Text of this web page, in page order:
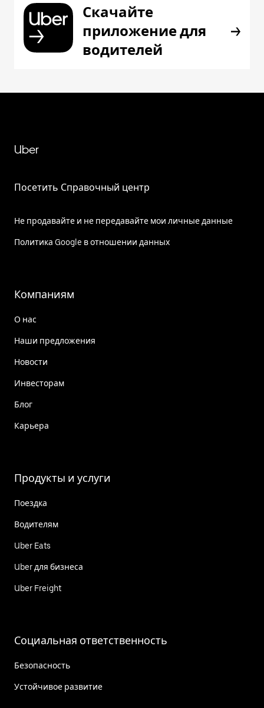
Скачайте
приложение для
водителей
Uber
Посетить Справочный центр
Не продавайте и не передавайте мои личные данные
Политика Google в отношении данных
Компаниям
О нас
Наши предложения
Новости
Инвесторам
Блог
Карьера
Продукты и услуги
Поездка
Водителям
Uber Eats
Uber для бизнеса
Uber Freight
Социальная ответственность
Безопасность
Устойчивое развитие